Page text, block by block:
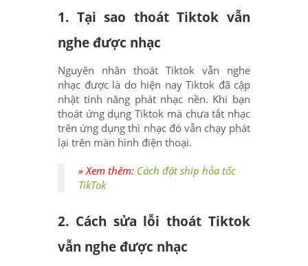
1. Tại sao thoát Tiktok vẫn
nghe được nhạc
Nguyên nhân thoát Tiktok vẫn nghe
nhạc được là do hiện nay Tiktok đã cập
nhật tính năng phát nhạc nền. Khi bạn
thoát ứng dụng Tiktok mà chưa tắt nhạc
trên ứng dụng thì nhạc đó vẫn chạy phát
lại trên màn hình điện thoại.
» Xem thêm: Cách đặt ship hỏa tốc
TikTok
2. Cách sửa lỗi thoát Tiktok
vẫn nghe được nhạc